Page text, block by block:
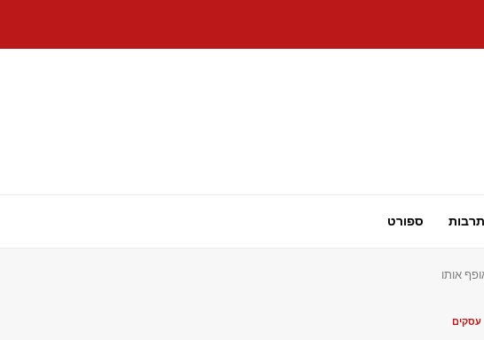
תרבות ספורט
אותו
עסקים